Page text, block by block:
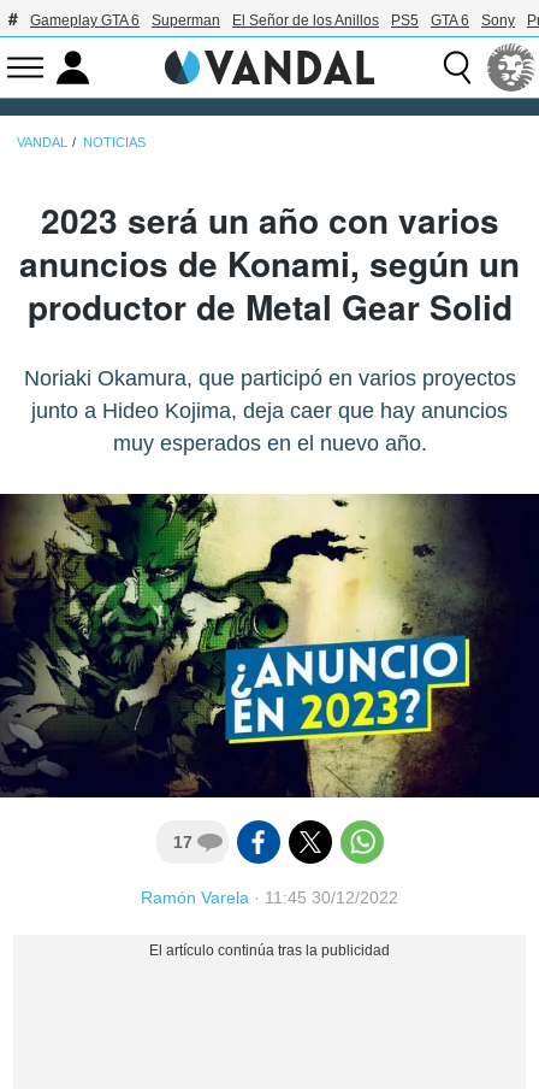
Gameplay GTA 6 Superman El Señor de los Anillos PS5 GTA 6 Sony
VANDAL NOTICIAS
2023 será un año con varios
anuncios de Konami, según un
productor de Metal Gear Solid
Noriaki Okamura, que participó en varios proyectos
junto a Hideo Kojima, deja caer que hay anuncios
muy esperados en el nuevo año.
17
Ramón Varela · 11:45 30/12/2022